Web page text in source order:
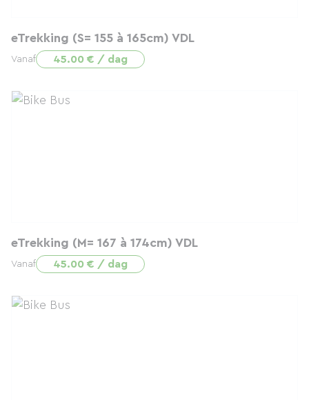
eTrekking (S= 155 à 165cm) VDL
Vanaf 45.00 € / dag
eTrekking (M= 167 à 174cm) VDL
Vanaf 45.00 € / dag